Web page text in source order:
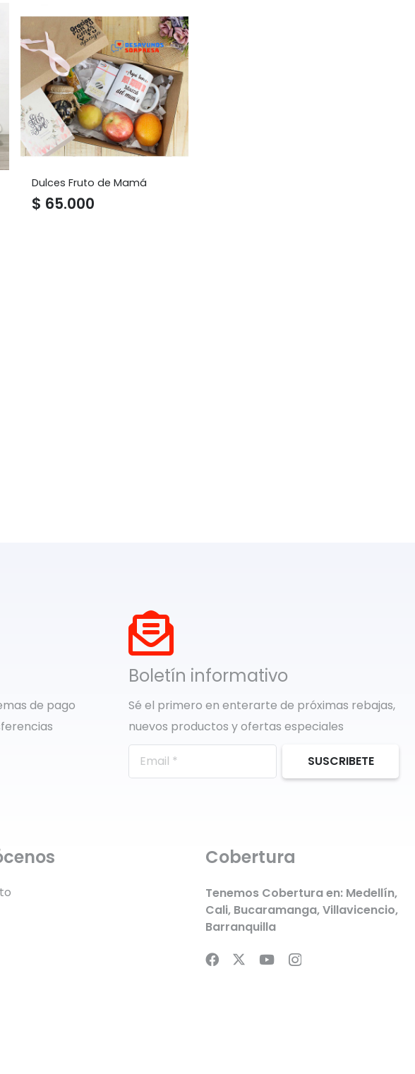
Dulces Fruto de Mamá
$ 65.000
de pago
Boletín informativo
Sé el primero en enterarte de próximas rebajas,
nuevos productos y ofertas especiales
SUSCRIBETE
Cobertura
Tenemos Cobertura en: Medellín,
Cali, Bucaramanga,Villavicencio,
Barranquilla